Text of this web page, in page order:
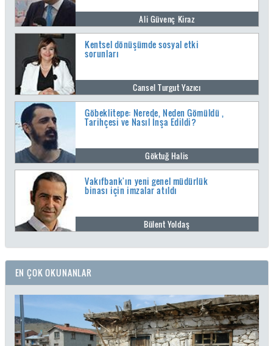
Ali Güvenç Kiraz
Kentsel dönüşümde sosyal etki
sorunları
Cansel Turgut Yazıcı
Göbeklitepe: Nerede, Neden Gömüldü ,
Tarihçesi ve Nasıl İnşa Edildi?
Göktuğ Halis
Vakıfbank'ın yeni genel müdürlük
binası için imzalar atıldı
Bülent Yoldaş
EN ÇOK OKUNANLAR